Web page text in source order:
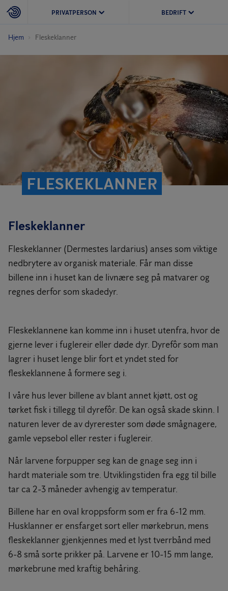
PRIVATPERSON BEDRIFT
Hjem Fleskeklanner
FLESKEKLANNER
Fleskeklanner
Fleskeklanner (Dermestes lardarius) anses som viktige
nedbrytere av organisk materiale. Får man disse
billene inn i huset kan de livnære seg på matvarer og
regnes derfor som skadedyr.
Fleskeklannene kan komme inn i huset utenfra, hvor de
gjerne lever i fuglereir eller døde dyr. Dyrefôr som man
lagrer i huset lenge blir fort et yndet sted for
fleskeklannene å formere seg i.
I våre hus lever billene av blant annet kjøtt, ost og
tørket fisk i tillegg til dyrefôr. De kan også skade skinn. I
naturen lever de av dyrerester som døde smågnagere,
gamle vepsebol eller rester i fuglereir.
Når larvene forpupper seg kan de gnage seg inn i
hardt materiale som tre. Utviklingstiden fra egg til bille
tar ca 2-3 måneder avhengig av temperatur.
Billene har en oval kroppsform som er fra 6-12 mm.
Husklanner er ensfarget sort eller mørkebrun, mens
fleskeklanner gjenkjennes med et lyst tverrbånd med
6-8 små sorte prikker på. Larvene er 10-15 mm lange,
mørkebrune med kraftig behåring.